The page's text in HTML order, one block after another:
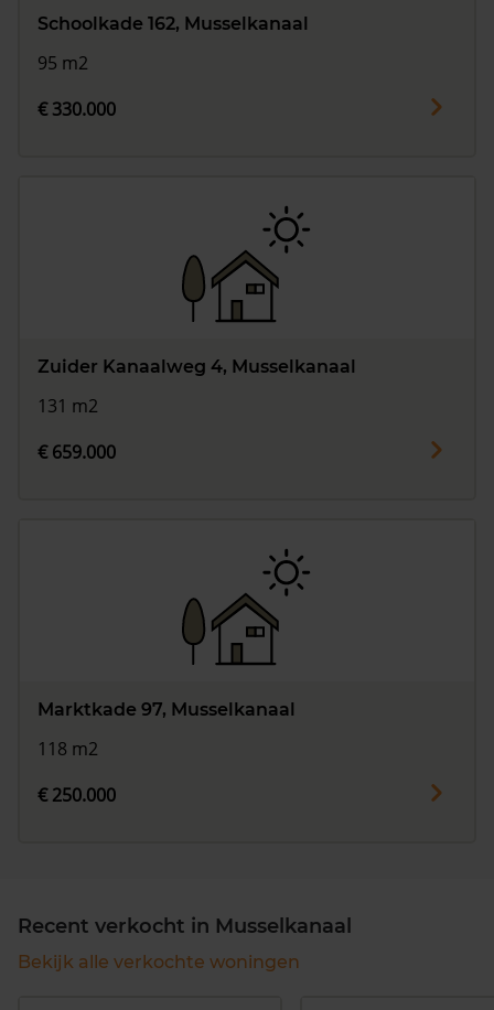
Schoolkade 162, Musselkanaal
95 m2
€ 330.000
Zuider Kanaalweg 4, Musselkanaal
131 m2
€ 659.000
Marktkade 97, Musselkanaal
118 m2
€ 250.000
Recent verkocht in Musselkanaal
Bekijk alle verkochte woningen